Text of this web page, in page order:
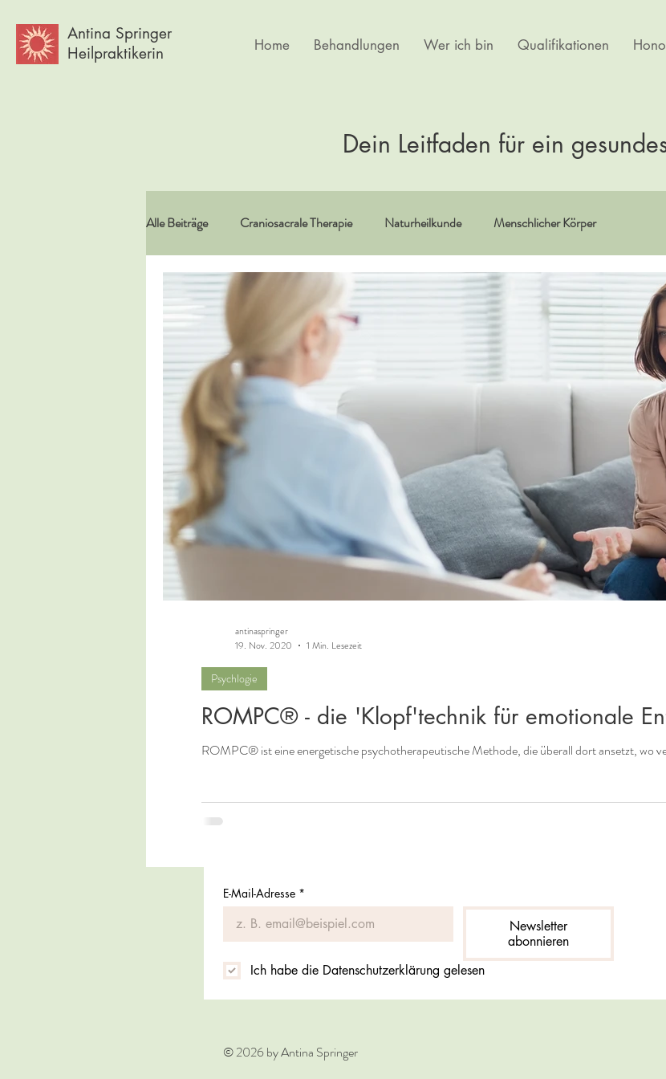
Antina Springer
Heilpraktikerin
Home Behandlungen Wer ich bin Qualifikationen
Dein Leitfaden für ein
Alle Beiträge Craniosacrale Therapie Naturheilkunde Menschlicher Körper
Vitamine/Spurenelemente Spiritualität Erfahrungsberichte Buchempfehlungen
Psychlogie Frauen Körpertherapie
ROMPC® - die 'Klopf'technik für emotionale
ROMPC® ist eine energetische psychotherapeutische Methode, die überall dort ansetzt, wo
Psychlogie
antinaspringer
19. Nov. 2020
1 Min. Lesezeit
E-Mail-Adresse *
Newsletter
abonnieren
Ich habe die Datenschutzerklärung gelesen
© 2026 by Antina Springer